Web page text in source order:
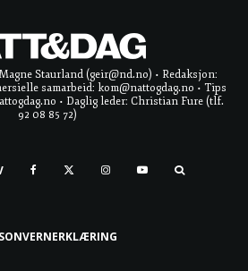
Staurland (geir@nd.no) • Redaksjon:
samarbeid: kom@nattogdag.no • Tips
• Daglig leder: Christian Fure (tlf.
92 08 85 72)